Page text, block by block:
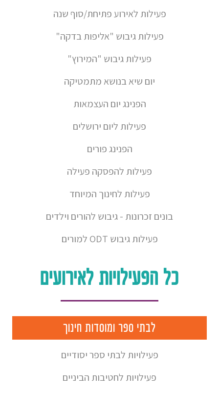
פעילות לאירוע פתיחת/סוף שנה
פעילות גיבוש "אליפות בדקה"
פעילות גיבוש "המירוץ"
יום שיא בנושא מתמטיקה
הפנינג יום העצמאות
פעילות ליום ירושלים
הפנינג פורים
פעילות להפסקה פעילה
פעילות לחינוך המיוחד
בונים זכרונות - גיבוש להורים וילדים
פעילות גיבוש ODT למורים
כל הפעילויות לאירועים
לבתי ספר ומוסדות חינוך
פעילויות לבתי ספר יסודיים
פעילויות לחטיבות הביניים